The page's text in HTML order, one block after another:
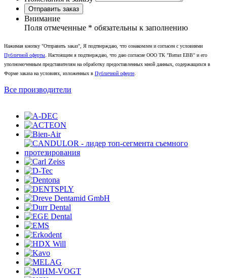
Отправить заказ
Внимание
Поля отмеченные * обязательны к заполнению
Нажимая кнопку "Отправить заказ", Я подтверждаю, что ознакомлен и согласен с условиями
Публичной оферты. Настоящим я подтверждаю, что даю согласие ООО ТК "Витал ЕВВ" и его
уполномоченным представителям на обработку предоставленных мной данных, содержащихся в
Форме заказа на условиях, изложенных в Публичной оферте.
Все производители